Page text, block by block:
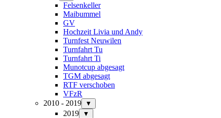
Felsenkeller
Maibummel
GV
Hochzeit Livia und Andy
Turnfest Neuwilen
Turnfahrt Tu
Turnfahrt Ti
Munotcup abgesagt
TGM abgesagt
RTF verschoben
VFzR
2010 - 2019
▼
2019 ▼